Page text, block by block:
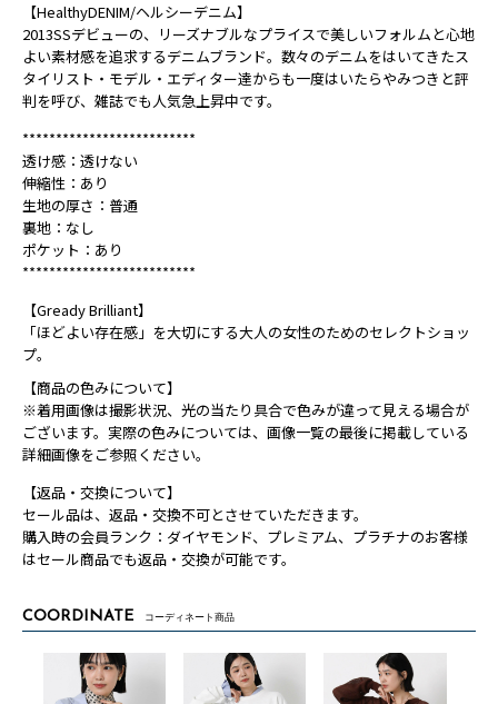
【HealthyDENIM/ヘルシーデニム】
2013SSデビューの、リーズナブルなプライスで美しいフォルムと心地
よい素材感を追求するデニムブランド。数々のデニムをはいてきたス
タイリスト・モデル・エディター達からも一度はいたらやみつきと評
判を呼び、雑誌でも人気急上昇中です。
**************************
透け感：透けない
伸縮性：あり
生地の厚さ：普通
裏地：なし
ポケット：あり
**************************
【Gready Brilliant】
「ほどよい存在感」を大切にする大人の女性のためのセレクトショッ
プ。
【商品の色みについて】
※着用画像は撮影状況、光の当たり具合で色みが違って見える場合が
ございます。実際の色みについては、画像一覧の最後に掲載している
詳細画像をご参照ください。
【返品・交換について】
セール品は、返品・交換不可とさせていただきます。
購入時の会員ランク：ダイヤモンド、プレミアム、プラチナのお客様
はセール商品でも返品・交換が可能です。
COORDINATE コーディネート商品